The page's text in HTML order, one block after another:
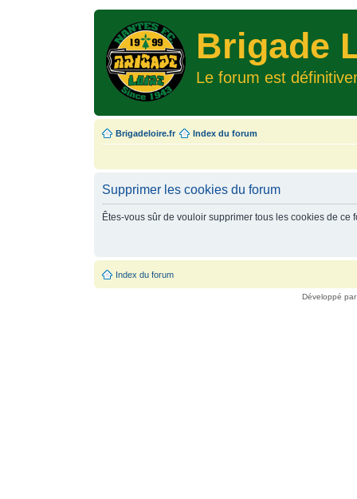
Brigade
Le forum est
Brigadeloire.fr Index du forum
Supprimer les cookies du forum
Êtes-vous sûr de vouloir supprimer tous les cookies de ce
Index du forum
Développé